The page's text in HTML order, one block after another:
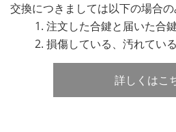
交換につきましては以下の場合の
注文した合鍵と届いた合
損傷している、汚れてい
詳しくはこ